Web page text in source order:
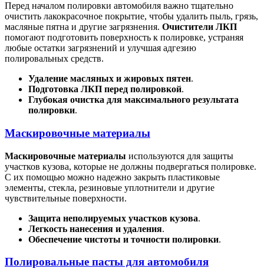
Перед началом полировки автомобиля важно тщательно
очистить лакокрасочное покрытие, чтобы удалить пыль, грязь,
масляные пятна и другие загрязнения. Очистители ЛКП
помогают подготовить поверхность к полировке, устраняя
любые остатки загрязнений и улучшая адгезию
полировальных средств.
Удаление масляных и жировых пятен.
Подготовка ЛКП перед полировкой.
Глубокая очистка для максимального результата
полировки.
Маскировочные материалы
Маскировочные материалы используются для защиты
участков кузова, которые не должны подвергаться полировке.
С их помощью можно надежно закрыть пластиковые
элементы, стекла, резиновые уплотнители и другие
чувствительные поверхности.
Защита неполируемых участков кузова.
Легкость нанесения и удаления.
Обеспечение чистоты и точности полировки.
Полировальные пасты для автомобиля